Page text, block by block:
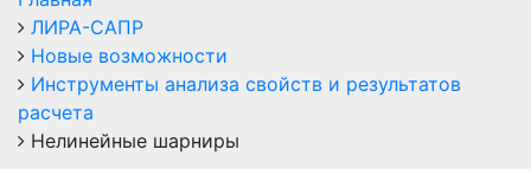
ЛИРА-САПР
Новые возможности
Инструменты анализа свойств и результатов
расчета
Нелинейные шарниры